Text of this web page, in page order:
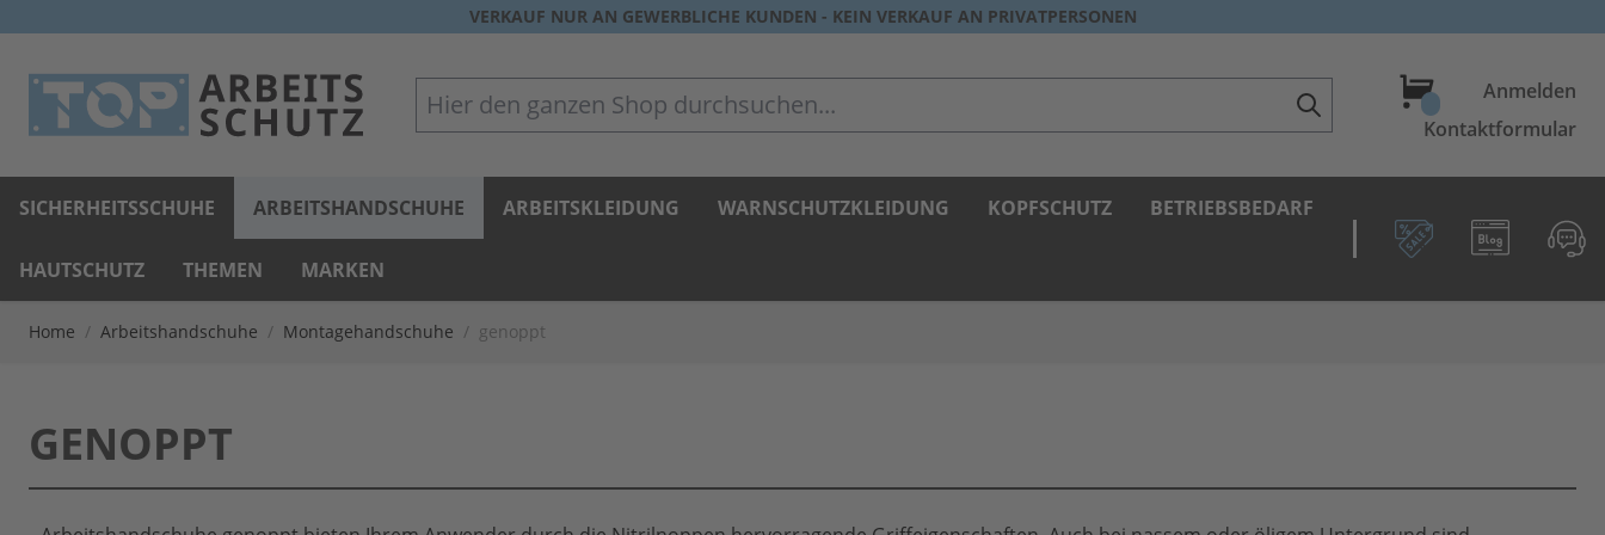
VERKAUF NUR AN GEWERBLICHE KUNDEN - KEIN VERKAUF AN PRIVATPERSONEN
Hier den ganzen Shop durchsuchen... WarenkorbAnmelden
Kontaktformular
SICHERHEITSSCHUHE ARBEITSHANDSCHUHE ARBEITSKLEIDUNG WARNSCHUTZKLEIDUNG KOPFSCHUTZ BETRIEBSBEDARF
HAUTSCHUTZ THEMEN MARKEN
Home / Arbeitshandschuhe / Montagehandschuhe / genoppt
GENOPPT